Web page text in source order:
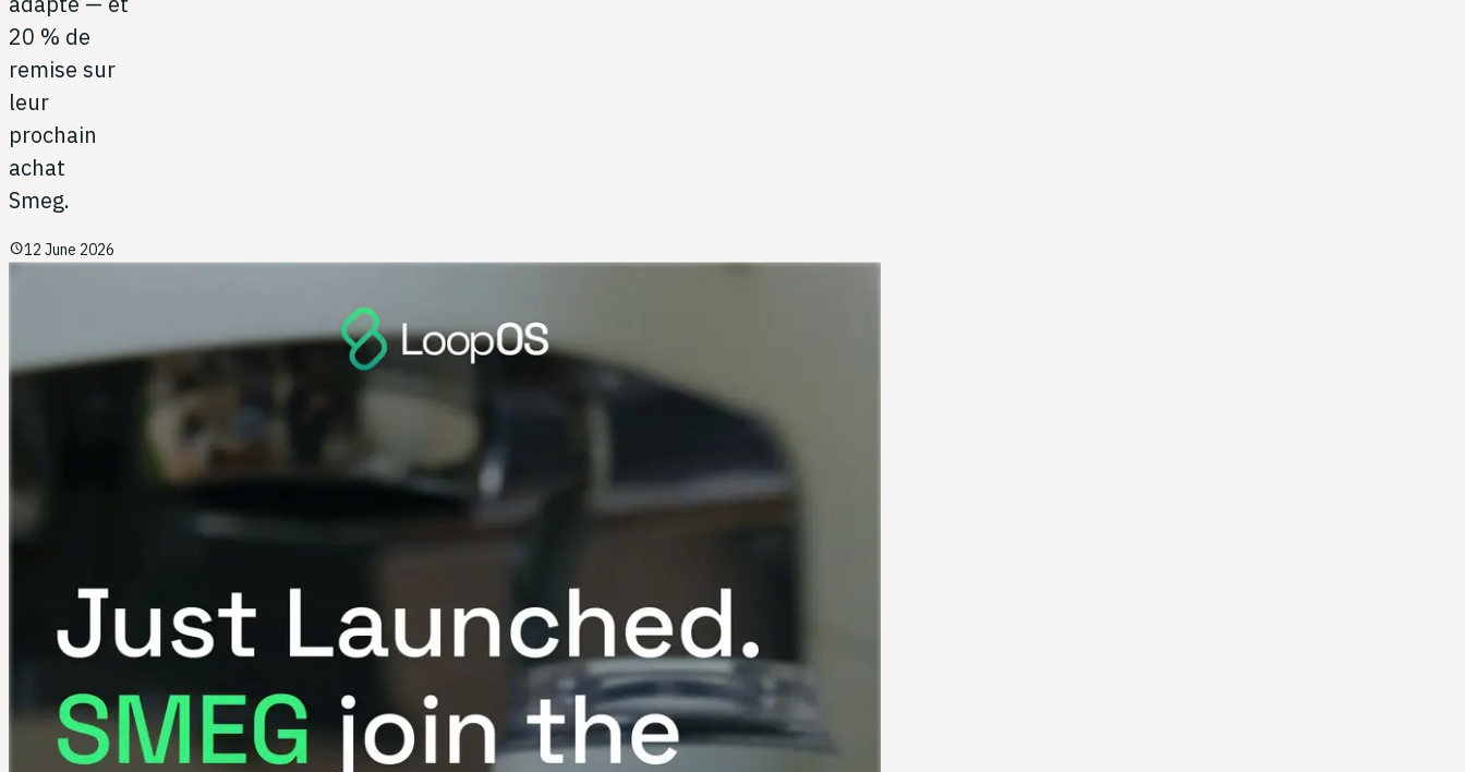
20 % de
remise sur
leur
prochain
achat
Smeg.
schedule12 June 2026